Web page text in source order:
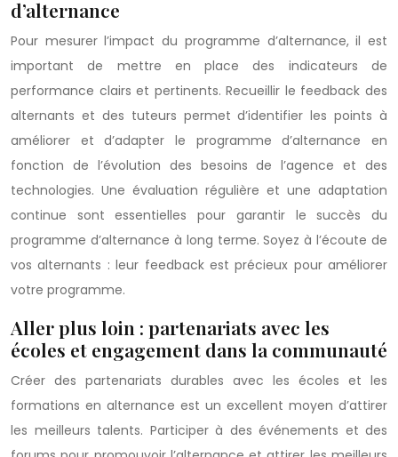
d’alternance
Pour mesurer l’impact du programme d’alternance, il est
important de mettre en place des indicateurs de
performance clairs et pertinents. Recueillir le feedback des
alternants et des tuteurs permet d’identifier les points à
améliorer et d’adapter le programme d’alternance en
fonction de l’évolution des besoins de l’agence et des
technologies. Une évaluation régulière et une adaptation
continue sont essentielles pour garantir le succès du
programme d’alternance à long terme. Soyez à l’écoute de
vos alternants : leur feedback est précieux pour améliorer
votre programme.
Aller plus loin : partenariats avec les
écoles et engagement dans la communauté
Créer des partenariats durables avec les écoles et les
formations en alternance est un excellent moyen d’attirer
les meilleurs talents. Participer à des événements et des